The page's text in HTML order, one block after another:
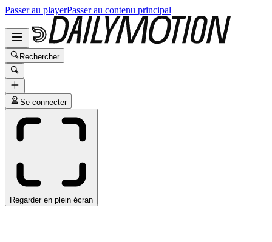
Passer au playerPasser au contenu principal
Rechercher
Se connecter
Regarder en plein écran